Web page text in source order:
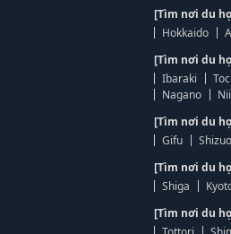
[Tìm nơi du
Hokkaido
[Tìm nơi du
Ibaraki
Nagano
[Tìm nơi du
Gifu
[Tìm nơi du
Shiga
[Tìm nơi du